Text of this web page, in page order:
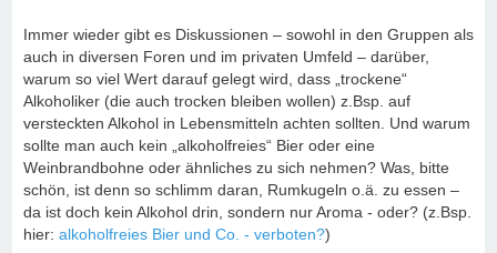
Immer wieder gibt es Diskussionen – sowohl in den Gruppen als
auch in diversen Foren und im privaten Umfeld – darüber,
warum so viel Wert darauf gelegt wird, dass „trockene“
Alkoholiker (die auch trocken bleiben wollen) z.Bsp. auf
versteckten Alkohol in Lebensmitteln achten sollten. Und warum
sollte man auch kein „alkoholfreies“ Bier oder eine
Weinbrandbohne oder ähnliches zu sich nehmen? Was, bitte
schön, ist denn so schlimm daran, Rumkugeln o.ä. zu essen –
da ist doch kein Alkohol drin, sondern nur Aroma - oder? (z.Bsp.
hier: alkoholfreies Bier und Co. - verboten?)